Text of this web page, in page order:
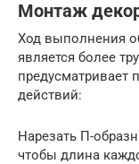
Монтаж
Ход выполнения
является более
предусматривает
действий:
Нарезать П-
чтобы длина